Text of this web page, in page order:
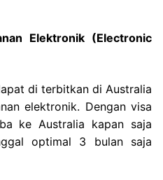
Elektronik (Electronic
di terbitkan di Australia
elektronik. Dengan visa
ke Australia kapan saja
optimal 3 bulan saja